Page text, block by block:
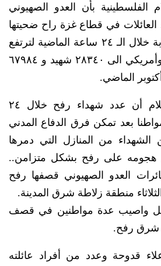
الفلسطينية بأن العدو الصهيوني
ضد العائلات في قطاع غزة راح ضحيتها
١٦٤ شهيد و ٢٠٠ اصابة خلال الـ ٢٤ ساعة الماضية لترتفع
حصيلة العدوان الصهيوأمريكي الى ٢٨٣٤٠ شهيد و ٦٧٩٨٤
الماضي.
وأضافت وسائل الإعلام أن عدد شهداء رفح خلال ٢٤
ارتفع إلى ٧٦ مواطنا بعد تمكن فرق الدفاع المدني
من المنازل التي دمرها
هجومه على رفح بشكل متزامن..
العدو الصهيوني قصفها رفح
منطقة زلاطة شرق المدينة.
واصيب عدة مواطنين في قصف
شرق رفح.
قدوحة وعدد من أفراد عائلته